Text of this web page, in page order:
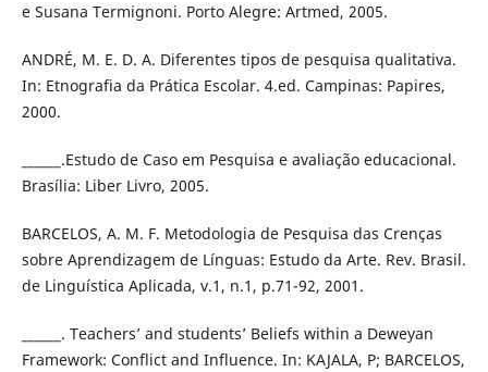
e Susana Termignoni. Porto Alegre: Artmed, 2005.
ANDRÉ, M. E. D. A. Diferentes tipos de pesquisa qualitativa.
In: Etnografia da Prática Escolar. 4.ed. Campinas: Papires,
2000.
______.Estudo de Caso em Pesquisa e avaliação educacional.
Brasília: Liber Livro, 2005.
BARCELOS, A. M. F. Metodologia de Pesquisa das Crenças
sobre Aprendizagem de Línguas: Estudo da Arte. Rev. Brasil.
de Linguística Aplicada, v.1, n.1, p.71-92, 2001.
______. Teachers’ and students’ Beliefs within a Deweyan
Framework: Conflict and Influence. In: KAJALA, P; BARCELOS,